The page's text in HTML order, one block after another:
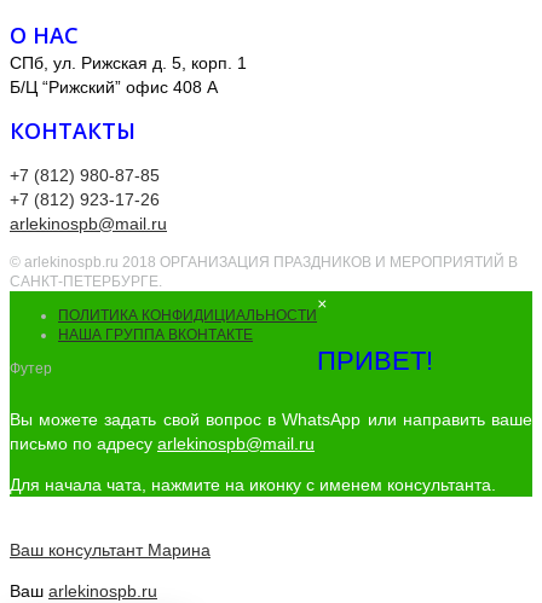
О НАС
СПб, ул. Рижская д. 5, корп. 1
Б/Ц “Рижский” офис 408 А
КОНТАКТЫ
+7 (812) 980-87-85
+7 (812) 923-17-26
arlekinospb@mail.ru
© arlekinospb.ru 2018 ОРГАНИЗАЦИЯ ПРАЗДНИКОВ И МЕРОПРИЯТИЙ В
САНКТ-ПЕТЕРБУРГЕ.
ПОЛИТИКА КОНФИДИЦИАЛЬНОСТИ
НАША ГРУППА ВКОНТАКТЕ
Футер
×
ПРИВЕТ!
Вы можете задать свой вопрос в WhatsApp или направить ваше
письмо по адресу arlekinospb@mail.ru
Для начала чата, нажмите на иконку с именем консультанта.
Ваш консультант Марина
Ваш arlekinospb.ru